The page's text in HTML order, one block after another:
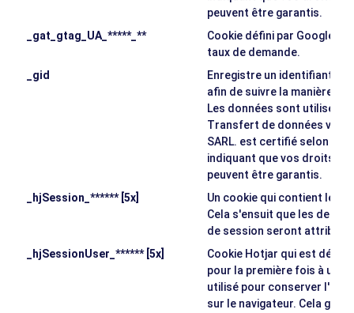
peuvent être garantis.
_gat_gtag_UA_*****_**
Cookie défini par Google
taux de demande.
_gid
Enregistre un identifiant
afin de suivre la manière
Les données sont utilisées
Transfert de données vers
SARL. est certifié selon le
indiquant que vos droits
peuvent être garantis.
_hjSession_****** [5x]
Un cookie qui contient les
Cela s'ensuit que les
de session seront
_hjSessionUser_****** [5x]
Cookie Hotjar qui est
pour la première fois à une
utilisé pour conserver l'ID
sur le navigateur. Cela